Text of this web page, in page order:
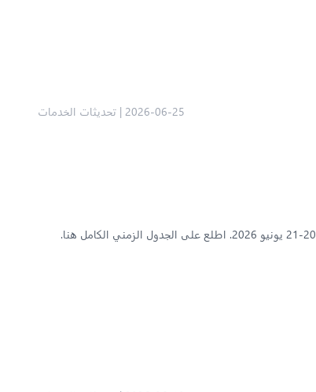
2026-06-25
| تحديثات الخدمات